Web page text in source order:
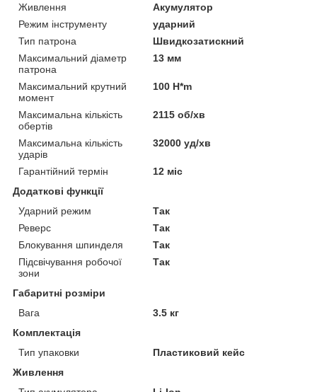
Живлення
Акумулятор
Режим інструменту
ударний
Тип патрона
Швидкозатискний
Максимальний діаметр
патрона
13 мм
Максимальний крутний
момент
100 H*m
Максимальна кількість
обертів
2115 об/хв
Максимальна кількість
ударів
32000 уд/хв
Гарантійний термін
12 міс
Додаткові функції
Ударний режим
Так
Реверс
Так
Блокування шпинделя
Так
Підсвічування робочої
зони
Так
Габаритні розміри
Вага
3.5 кг
Комплектація
Тип упаковки
Пластиковий кейс
Живлення